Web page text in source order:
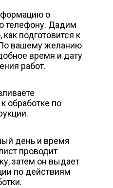
о
телефону. Дадим
подготовится к
вашему желанию
время и дату
работ.
обработке по
день и время
проводит
затем он выдает
по действиям